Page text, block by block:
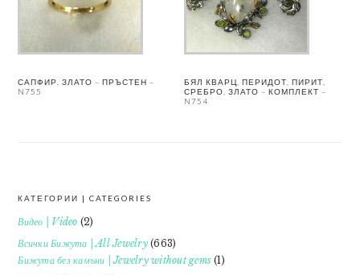
САПФИР, ЗЛАТО – ПРЪСТЕН –
N755
БЯЛ КВАРЦ, ПЕРИДОТ, ПИРИТ,
СРЕБРО, ЗЛАТО – КОМПЛЕКТ –
N754
FOOTER
КАТЕГОРИИ | CATEGORIES
Видео | Video (2)
Всички Бижута | All Jewelry(663)
Бижута без камъни | Jewelry without gems (1)